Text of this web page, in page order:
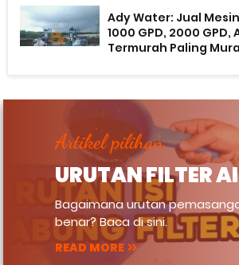
Ady Water: Jual Mesin
1000 GPD, 2000 GPD,
Termurah Paling
Artikel pilihan
URUTAN FILTER
Bagaimana urutan
benar? Baca di sini.
READ MORE